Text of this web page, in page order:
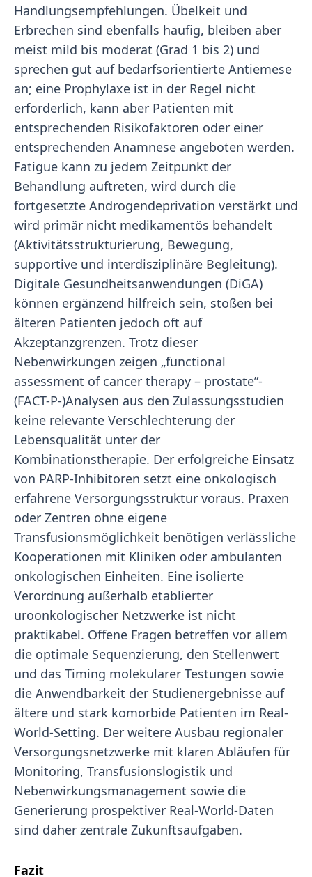
Handlungsempfehlungen. Übelkeit und
Erbrechen sind ebenfalls häufig, bleiben aber
meist mild bis moderat (Grad 1 bis 2) und
sprechen gut auf bedarfsorientierte Antiemese
an; eine Prophylaxe ist in der Regel nicht
erforderlich, kann aber Patienten mit
entsprechenden Risikofaktoren oder einer
entsprechenden Anamnese angeboten werden.
Fatigue kann zu jedem Zeitpunkt der
Behandlung auftreten, wird durch die
fortgesetzte Androgendeprivation verstärkt und
wird primär nicht medikamentös behandelt
(Aktivitätsstrukturierung, Bewegung,
supportive und interdisziplinäre Begleitung).
Digitale Gesundheitsanwendungen (DiGA)
können ergänzend hilfreich sein, stoßen bei
älteren Patienten jedoch oft auf
Akzeptanzgrenzen. Trotz dieser
Nebenwirkungen zeigen „functional
assessment of cancer therapy – prostate”-
(FACT-P-)Analysen aus den Zulassungsstudien
keine relevante Verschlechterung der
Lebensqualität unter der
Kombinationstherapie. Der erfolgreiche Einsatz
von PARP-Inhibitoren setzt eine onkologisch
erfahrene Versorgungsstruktur voraus. Praxen
oder Zentren ohne eigene
Transfusionsmöglichkeit benötigen verlässliche
Kooperationen mit Kliniken oder ambulanten
onkologischen Einheiten. Eine isolierte
Verordnung außerhalb etablierter
uroonkologischer Netzwerke ist nicht
praktikabel. Offene Fragen betreffen vor allem
die optimale Sequenzierung, den Stellenwert
und das Timing molekularer Testungen sowie
die Anwendbarkeit der Studienergebnisse auf
ältere und stark komorbide Patienten im Real-
World-Setting. Der weitere Ausbau regionaler
Versorgungsnetzwerke mit klaren Abläufen für
Monitoring, Transfusionslogistik und
Nebenwirkungsmanagement sowie die
Generierung prospektiver Real-World-Daten
sind daher zentrale Zukunftsaufgaben.
Fazit